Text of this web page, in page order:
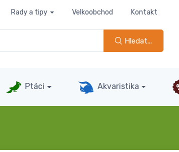
Rady a tipy Velkoobchod Kontakt
Hledat...
Ptáci Akvaristika